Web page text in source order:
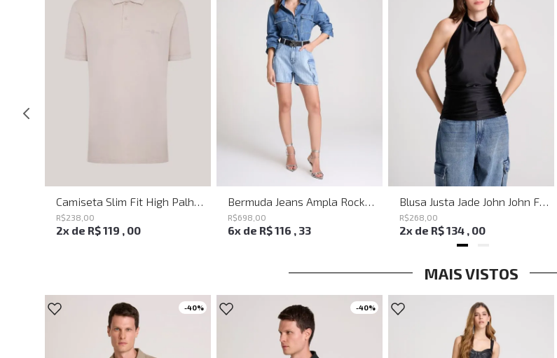
Camiseta Slim Fit High Palha John John Masculina
R$238 00
2x de R$119 , 00
Bermuda Jeans Ampla Rockford John John Feminina
R$698 00
6x de R$116 , 33
Blusa Justa Jade John John Feminina
R$268 00
2x de R$134 , 00
MAIS VISTOS
-40% -40%